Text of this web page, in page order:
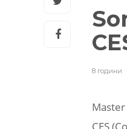
8 години
Master